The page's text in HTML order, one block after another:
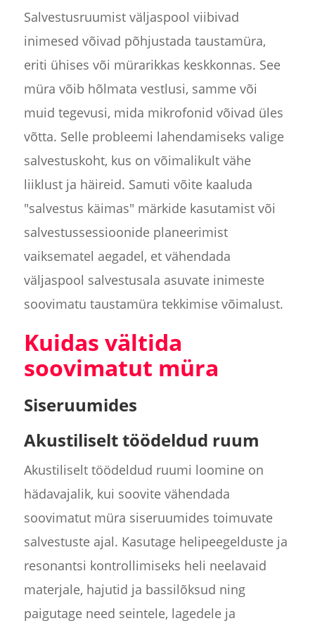
Salvestusruumist väljaspool viibivad
inimesed võivad põhjustada taustamüra,
eriti ühises või mürarikkas keskkonnas. See
müra võib hõlmata vestlusi, samme või
muid tegevusi, mida mikrofonid võivad üles
võtta. Selle probleemi lahendamiseks valige
salvestuskoht, kus on võimalikult vähe
liiklust ja häireid. Samuti võite kaaluda
"salvestus käimas" märkide kasutamist või
salvestussessioonide planeerimist
vaiksematel aegadel, et vähendada
väljaspool salvestusala asuvate inimeste
soovimatu taustamüra tekkimise võimalust.
Kuidas vältida
soovimatut müra
Siseruumides
Akustiliselt töödeldud ruum
Akustiliselt töödeldud ruumi loomine on
hädavajalik, kui soovite vähendada
soovimatut müra siseruumides toimuvate
salvestuste ajal. Kasutage helipeegelduste ja
resonantsi kontrollimiseks heli neelavaid
materjale, hajutid ja bassilõksud ning
paigutage need seintele, lagedele ja